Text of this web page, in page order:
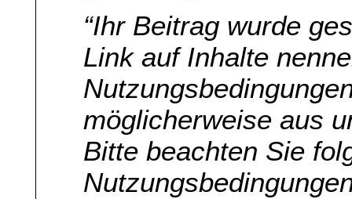
“Ihr Beitrag wurde
Link auf Inhalte
möglicherweise aus
Bitte beachten Sie